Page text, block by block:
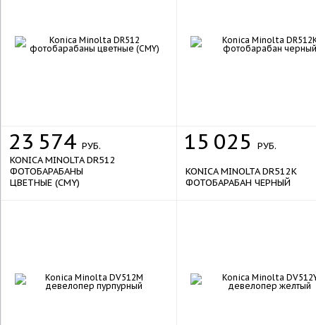
23 574 РУБ.
KONICA MINOLTA DR512
ФОТОБАРАБАНЫ
ЦВЕТНЫЕ (CMY)
15 025 РУБ.
KONICA MINOLTA DR512K
ФОТОБАРАБАН ЧЕРНЫЙ